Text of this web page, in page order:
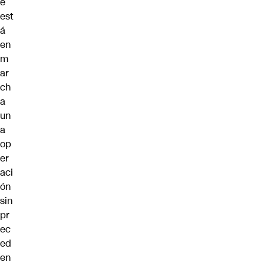
est
á
en
m
ar
ch
a
un
a
op
er
aci
ón
sin
pr
ec
ed
en